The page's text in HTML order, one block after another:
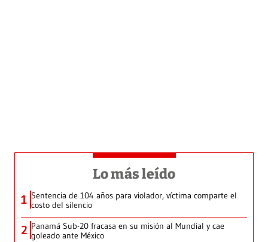
Lo más leído
1 Sentencia de 104 años para violador, víctima comparte el
costo del silencio
2 Panamá Sub-20 fracasa en su misión al Mundial y cae
goleado ante México